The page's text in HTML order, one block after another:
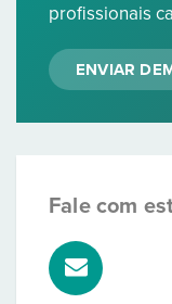
profissionais
ENVIAR
Fale com